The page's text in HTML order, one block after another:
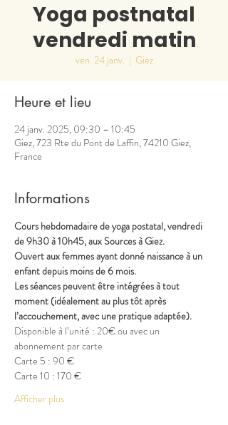
Yoga postnatal
vendredi matin
ven. 24 janv.
  |
Giez
Heure et lieu
24 janv. 2025, 09:30 – 10:45
Giez, 723 Rte du Pont de Laffin, 74210 Giez,
France
Informations
Cours hebdomadaire de yoga postatal, vendredi
de 9h30 à 10h45, aux Sources à Giez.
Ouvert aux femmes ayant donné naissance à un
enfant depuis moins de 6 mois.
Les séances peuvent être intégrées à tout
moment (idéalement au plus tôt après
l’accouchement, avec une pratique adaptée).
Disponible à l’unité : 20€ ou avec un
abonnement par carte
Carte 5 : 90 €
Carte 10 : 170 €
Afficher plus